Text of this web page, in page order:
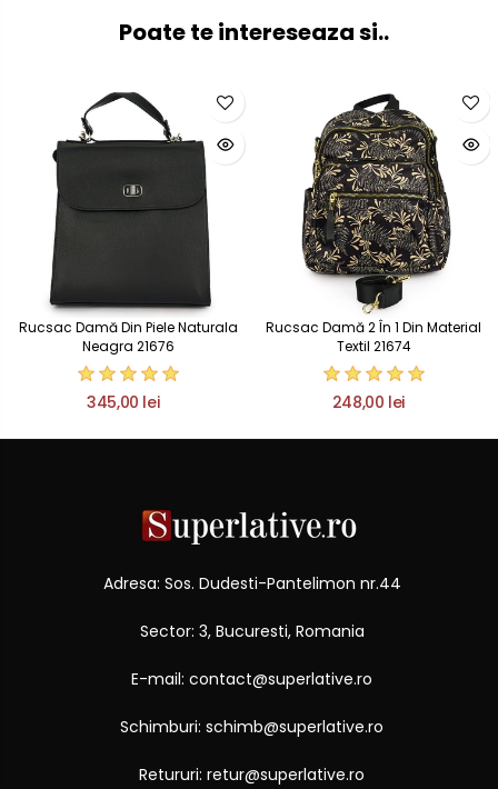
Poate te intereseaza si..
Rucsac Damă Din Piele Naturala
Neagra 21676
345,00 lei
Rucsac Damă 2 În 1 Din Material
Textil 21674
248,00 lei
Adresa: Sos. Dudesti-Pantelimon nr.44
Sector: 3, Bucuresti, Romania
E-mail: contact@superlative.ro
Schimburi: schimb@superlative.ro
Retururi: retur@superlative.ro